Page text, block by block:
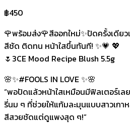
฿450
🌹พร้อมส่ง🌹สีออกใหม่✨ปัดครั้งเดีย
สีชัด ติดทน หน้าใสขึ้นทันที! ✨💗 💖
🌷3CE Mood Recipe Blush 5.5g
🌸✨#FOOLS IN LOVE ✨🌸
“พอปัดแล้วหน้าใสเหมือนมีฟิลเตอร์เล
รี่นม ๆ ที่ช่วยให้แก้มละมุนแบบสาวเกา
สีสวยชัดแต่ดูแพงสุด ๆ!”